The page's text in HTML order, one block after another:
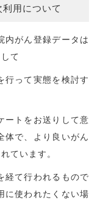
用について
がん登録データは
て
って実態を検討す
ートをお送りして意
体で、より良いがん
ています。
て行われるもので
に使われたくない場